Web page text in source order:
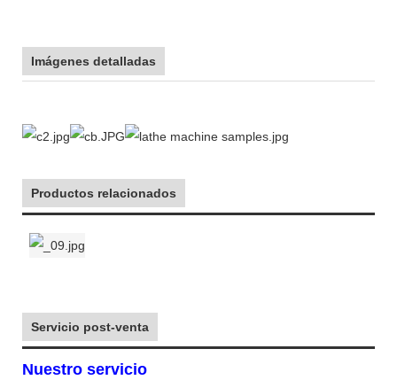
Imágenes detalladas
Productos relacionados
Servicio post-venta
Nuestro servicio